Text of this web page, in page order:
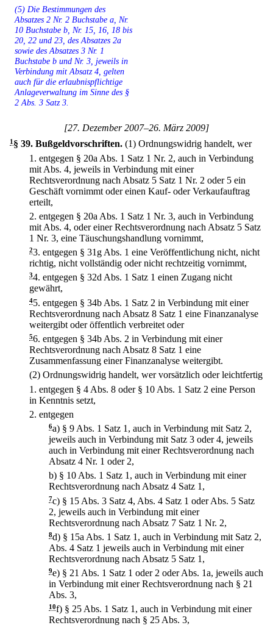
(5) Die Bestimmungen des
Absatzes 2 Nr. 2 Buchstabe a, Nr.
10 Buchstabe b, Nr. 15, 16, 18 bis
20, 22 und 23, des Absatzes 2a
sowie des Absatzes 3 Nr. 1
Buchstabe b und Nr. 3, jeweils in
Verbindung mit Absatz 4, gelten
auch für die erlaubnispflichtige
Anlageverwaltung im Sinne des §
2 Abs. 3 Satz 3.
[27. Dezember 2007–26. März 2009]
1§ 39. Bußgeldvorschriften. (1) Ordnungswidrig handelt, wer
1. entgegen § 20a Abs. 1 Satz 1 Nr. 2, auch in Verbindung
mit Abs. 4, jeweils in Verbindung mit einer
Rechtsverordnung nach Absatz 5 Satz 1 Nr. 2 oder 5 ein
Geschäft vornimmt oder einen Kauf- oder Verkaufauftrag
erteilt,
2. entgegen § 20a Abs. 1 Satz 1 Nr. 3, auch in Verbindung
mit Abs. 4, oder einer Rechtsverordnung nach Absatz 5 Satz
1 Nr. 3, eine Täuschungshandlung vornimmt,
23. entgegen § 31g Abs. 1 eine Veröffentlichung nicht, nicht
richtig, nicht vollständig oder nicht rechtzeitig vornimmt,
34. entgegen § 32d Abs. 1 Satz 1 einen Zugang nicht
gewährt,
45. entgegen § 34b Abs. 1 Satz 2 in Verbindung mit einer
Rechtsverordnung nach Absatz 8 Satz 1 eine Finanzanalyse
weitergibt oder öffentlich verbreitet oder
56. entgegen § 34b Abs. 2 in Verbindung mit einer
Rechtsverordnung nach Absatz 8 Satz 1 eine
Zusammenfassung einer Finanzanalyse weitergibt.
(2) Ordnungswidrig handelt, wer vorsätzlich oder leichtfertig
1. entgegen § 4 Abs. 8 oder § 10 Abs. 1 Satz 2 eine Person
in Kenntnis setzt,
2. entgegen
6a) § 9 Abs. 1 Satz 1, auch in Verbindung mit Satz 2,
jeweils auch in Verbindung mit Satz 3 oder 4, jeweils
auch in Verbindung mit einer Rechtsverordnung nach
Absatz 4 Nr. 1 oder 2,
b) § 10 Abs. 1 Satz 1, auch in Verbindung mit einer
Rechtsverordnung nach Absatz 4 Satz 1,
7c) § 15 Abs. 3 Satz 4, Abs. 4 Satz 1 oder Abs. 5 Satz
2, jeweils auch in Verbindung mit einer
Rechtsverordnung nach Absatz 7 Satz 1 Nr. 2,
8d) § 15a Abs. 1 Satz 1, auch in Verbindung mit Satz 2,
Abs. 4 Satz 1 jeweils auch in Verbindung mit einer
Rechtsverordnung nach Absatz 5 Satz 1,
9e) § 21 Abs. 1 Satz 1 oder 2 oder Abs. 1a, jeweils auch
in Verbindung mit einer Rechtsverordnung nach § 21
Abs. 3,
10f) § 25 Abs. 1 Satz 1, auch in Verbindung mit einer
Rechtsverordnung nach § 25 Abs. 3,